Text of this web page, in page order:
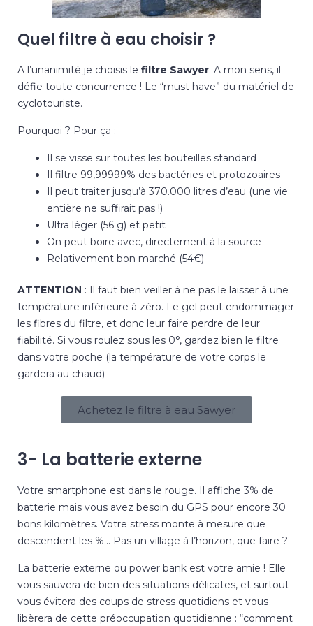
Quel filtre à eau choisir ?
A l’unanimité je choisis le filtre Sawyer. A mon sens, il
défie toute concurrence ! Le “must have” du matériel de
cyclotouriste.
Pourquoi ? Pour ça :
Il se visse sur toutes les bouteilles standard
Il filtre 99,99999% des bactéries et protozoaires
Il peut traiter jusqu’à 370.000 litres d’eau (une vie
entière ne suffirait pas !)
Ultra léger (56 g) et petit
On peut boire avec, directement à la source
Relativement bon marché (54€)
ATTENTION : Il faut bien veiller à ne pas le laisser à une
température inférieure à zéro. Le gel peut endommager
les fibres du filtre, et donc leur faire perdre de leur
fiabilité. Si vous roulez sous les 0°, gardez bien le filtre
dans votre poche (la température de votre corps le
gardera au chaud)
Achetez le filtre à eau Sawyer
3- La batterie externe
Votre smartphone est dans le rouge. Il affiche 3% de
batterie mais vous avez besoin du GPS pour encore 30
bons kilomètres. Votre stress monte à mesure que
descendent les %… Pas un village à l’horizon, que faire ?
La batterie externe ou power bank est votre amie ! Elle
vous sauvera de bien des situations délicates, et surtout
vous évitera des coups de stress quotidiens et vous
libèrera de cette préoccupation quotidienne : “comment